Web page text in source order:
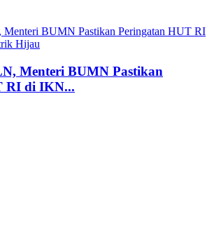
Menteri BUMN Pastikan
RI di IKN...